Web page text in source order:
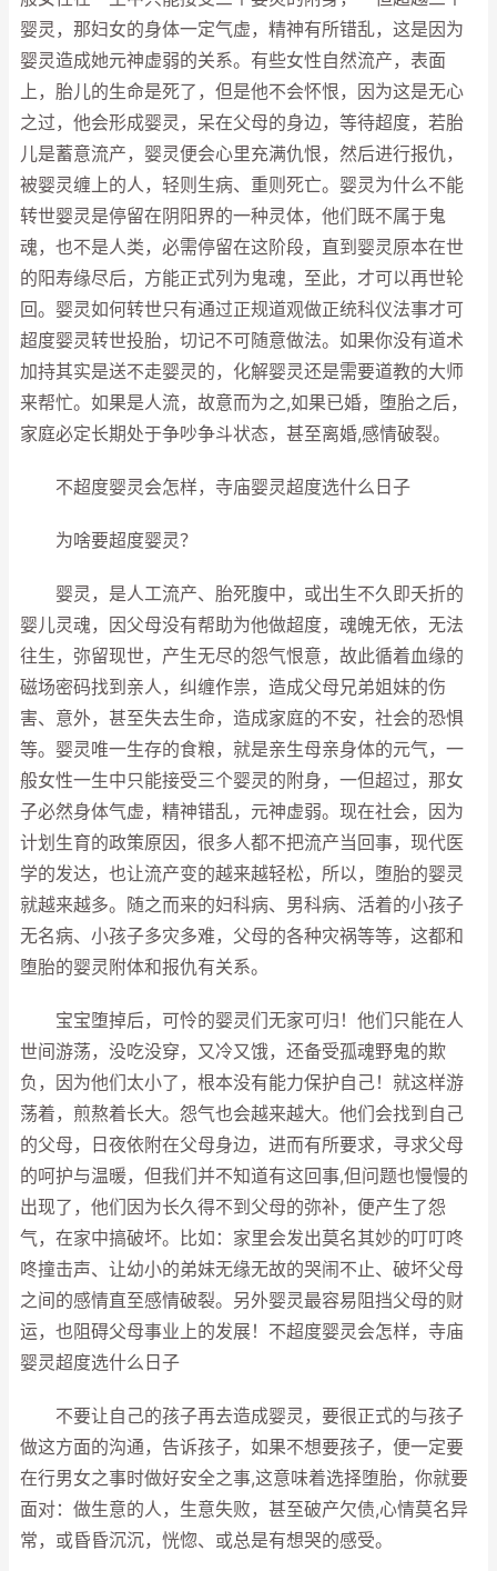
婴灵，那妇女的身体一定气虚，精神有所错乱，这是因为
婴灵造成她元神虚弱的关系。有些女性自然流产，表面
上，胎儿的生命是死了，但是他不会怀恨，因为这是无心
之过，他会形成婴灵，呆在父母的身边，等待超度，若胎
儿是蓄意流产，婴灵便会心里充满仇恨，然后进行报仇，
被婴灵缠上的人，轻则生病、重则死亡。婴灵为什么不能
转世婴灵是停留在阴阳界的一种灵体，他们既不属于鬼
魂，也不是人类，必需停留在这阶段，直到婴灵原本在世
的阳寿缘尽后，方能正式列为鬼魂，至此，才可以再世轮
回。婴灵如何转世只有通过正规道观做正统科仪法事才可
超度婴灵转世投胎，切记不可随意做法。如果你没有道术
加持其实是送不走婴灵的，化解婴灵还是需要道教的大师
来帮忙。如果是人流，故意而为之,如果已婚，堕胎之后，
家庭必定长期处于争吵争斗状态，甚至离婚,感情破裂。
不超度婴灵会怎样，寺庙婴灵超度选什么日子
为啥要超度婴灵？
婴灵，是人工流产、胎死腹中，或出生不久即夭折的
婴儿灵魂，因父母没有帮助为他做超度，魂魄无依，无法
往生，弥留现世，产生无尽的怨气恨意，故此循着血缘的
磁场密码找到亲人，纠缠作祟，造成父母兄弟姐妹的伤
害、意外，甚至失去生命，造成家庭的不安，社会的恐惧
等。婴灵唯一生存的食粮，就是亲生母亲身体的元气，一
般女性一生中只能接受三个婴灵的附身，一但超过，那女
子必然身体气虚，精神错乱，元神虚弱。现在社会，因为
计划生育的政策原因，很多人都不把流产当回事，现代医
学的发达，也让流产变的越来越轻松，所以，堕胎的婴灵
就越来越多。随之而来的妇科病、男科病、活着的小孩子
无名病、小孩子多灾多难，父母的各种灾祸等等，这都和
堕胎的婴灵附体和报仇有关系。
宝宝堕掉后，可怜的婴灵们无家可归！他们只能在人
世间游荡，没吃没穿，又冷又饿，还备受孤魂野鬼的欺
负，因为他们太小了，根本没有能力保护自己！就这样游
荡着，煎熬着长大。怨气也会越来越大。他们会找到自己
的父母，日夜依附在父母身边，进而有所要求，寻求父母
的呵护与温暖，但我们并不知道有这回事,但问题也慢慢的
出现了，他们因为长久得不到父母的弥补，便产生了怨
气，在家中搞破坏。比如：家里会发出莫名其妙的叮叮咚
咚撞击声、让幼小的弟妹无缘无故的哭闹不止、破坏父母
之间的感情直至感情破裂。另外婴灵最容易阻挡父母的财
运，也阻碍父母事业上的发展！不超度婴灵会怎样，寺庙
婴灵超度选什么日子
不要让自己的孩子再去造成婴灵，要很正式的与孩子
做这方面的沟通，告诉孩子，如果不想要孩子，便一定要
在行男女之事时做好安全之事,这意味着选择堕胎，你就要
面对：做生意的人，生意失败，甚至破产欠债,心情莫名异
常，或昏昏沉沉，恍惚、或总是有想哭的感受。